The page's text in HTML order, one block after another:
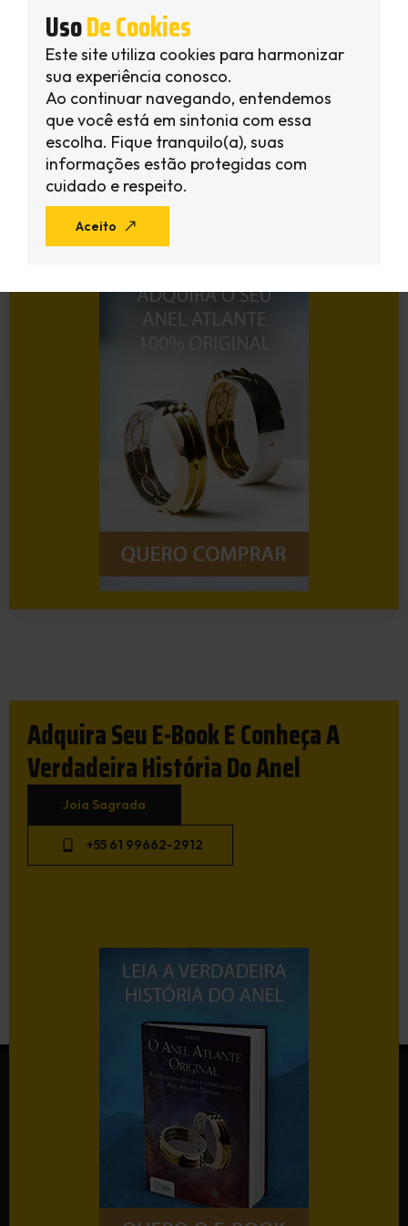
Fabricação Do Anel Atlante
Historia Do Anel Atlante
O Anel Atlante Funciona
Significado Do Anel Atlante
Uncategorized
Siga-Nos
Adquira Seu E-Book E Conheça A
Verdadeira História Do Anel
Joia Sagrada
+55 61 99662-2912
UsoDe Cookies
Este site utiliza cookies para harmonizar
sua experiência conosco.
Ao continuar navegando, entendemos
que você está em sintonia com essa
escolha. Fique tranquilo(a), suas
informações estão protegidas com
cuidado e respeito.
Aceito